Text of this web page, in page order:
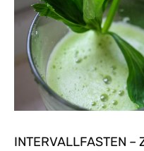
INTERVALLFASTEN –